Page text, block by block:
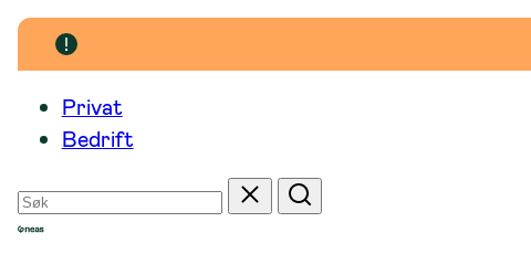
Hopp
Privat
Bedrift
Søk
etter
Tilbakestill
Søk